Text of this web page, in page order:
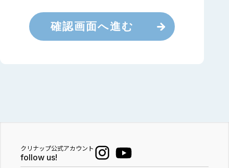
確認画面へ進む
クリナップ公式アカウント
follow us!